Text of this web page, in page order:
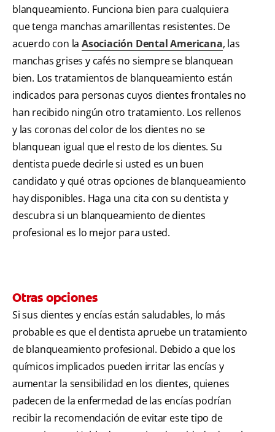
blanqueamiento. Funciona bien para cualquiera
que tenga manchas amarillentas resistentes. De
acuerdo con laAsociación Dental Americana, las
manchas grises y cafés no siempre se blanquean
bien. Los tratamientos de blanqueamiento están
indicados para personas cuyos dientes frontales no
han recibido ningún otro tratamiento. Los rellenos
y las coronas del color de los dientes no se
blanquean igual que el resto de los dientes. Su
dentista puede decirle si usted es un buen
candidato y qué otras opciones de blanqueamiento
hay disponibles. Haga una cita con su dentista y
descubra si un blanqueamiento de dientes
profesional es lo mejor para usted.
Otras opciones
Si sus dientes y encías están saludables, lo más
probable es que el dentista apruebe un tratamiento
de blanqueamiento profesional. Debido a que los
químicos implicados pueden irritar las encías y
aumentar la sensibilidad en los dientes, quienes
padecen de la enfermedad de las encías podrían
recibir la recomendación de evitar este tipo de